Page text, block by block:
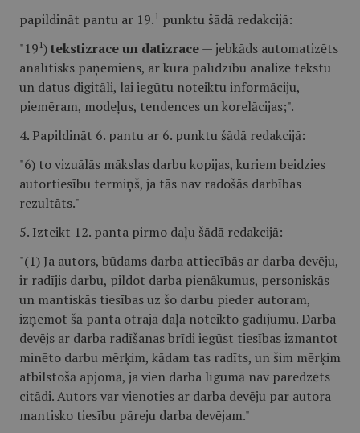
papildināt pantu ar 19. 1 punktu šādā redakcijā:
"19 1)tekstizrace un datizrace— jebkāds automatizēts
analītisks paņēmiens, ar kura palīdzību analizē tekstu
un datus digitāli, lai iegūtu noteiktu informāciju,
piemēram, modeļus, tendences un korelācijas;".
4. Papildināt 6. pantu ar 6. punktu šādā redakcijā:
"6) to vizuālās mākslas darbu kopijas, kuriem beidzies
autortiesību termiņš, ja tās nav radošās darbības
rezultāts."
5. Izteikt 12. panta pirmo daļu šādā redakcijā:
"(1) Ja autors, būdams darba attiecībās ar darba devēju,
ir radījis darbu, pildot darba pienākumus, personiskās
un mantiskās tiesības uz šo darbu pieder autoram,
izņemot šā panta otrajā daļā noteikto gadījumu. Darba
devējs ar darba radīšanas brīdi iegūst tiesības izmantot
minēto darbu mērķim, kādam tas radīts, un šim mērķim
atbilstošā apjomā, ja vien darba līgumā nav paredzēts
citādi. Autors var vienoties ar darba devēju par autora
mantisko tiesību pāreju darba devējam."